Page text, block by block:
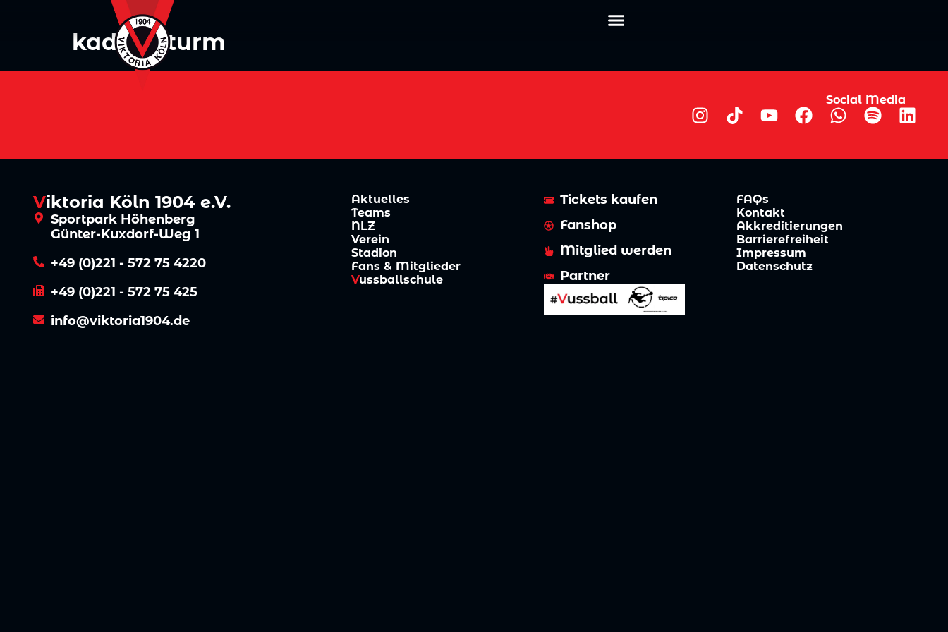
kader:Sturm
Social Media
Viktoria Köln 1904 e.V.
Sportpark Höhenberg
Günter-Kuxdorf-Weg 1
+49 (0)221 - 572 75 4220
+49 (0)221 - 572 75 425
info@viktoria1904.de
Aktuelles
Teams
NLZ
Verein
Stadion
Fans & Mitglieder
Vussball­schule
Tickets kaufen
Fanshop
Mitglied werden
Partner
FAQs
Kontakt
Akkreditierungen
Barrierefreiheit
Impressum
Datenschutz